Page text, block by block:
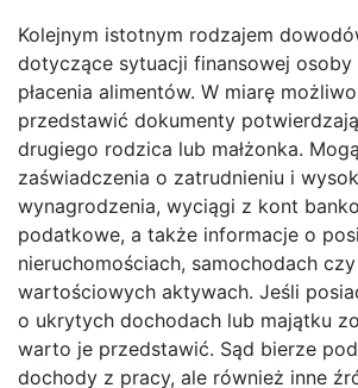
Kolejnym istotnym rodzajem
dotyczące sytuacji finansowej
płacenia alimentów. W miarę
przedstawić dokumenty
drugiego rodzica lub małżonka.
zaświadczenia o zatrudnieniu i
wynagrodzenia, wyciągi z kont
podatkowe, a także informacje o
nieruchomościach, samochodach
wartościowych aktywach. Jeśli
o ukrytych dochodach lub majątku
warto je przedstawić. Sąd bierze
dochody z pracy, ale również inne